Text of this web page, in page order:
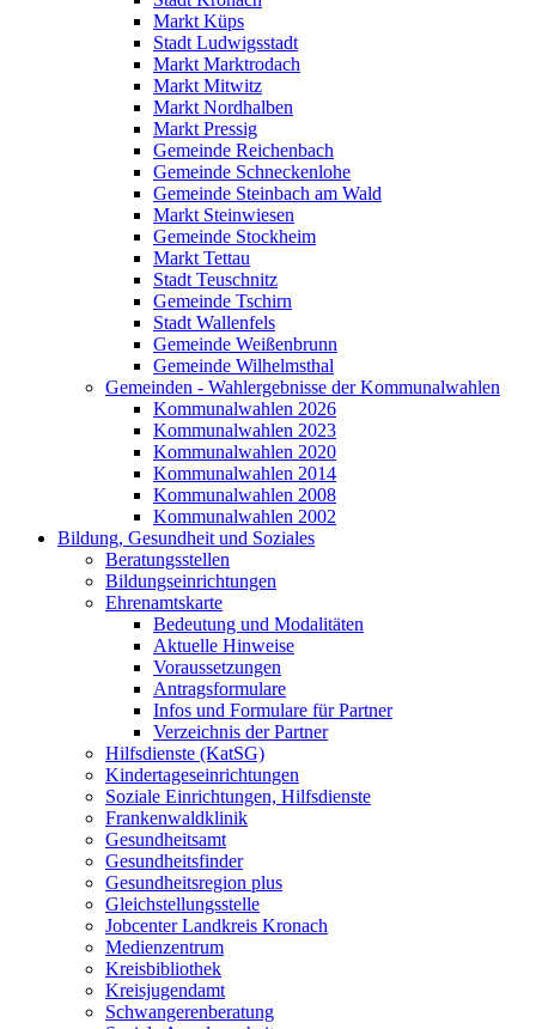
Markt Küps
Stadt Ludwigsstadt
Markt Marktrodach
Markt Mitwitz
Markt Nordhalben
Markt Pressig
Gemeinde Reichenbach
Gemeinde Schneckenlohe
Gemeinde Steinbach am Wald
Markt Steinwiesen
Gemeinde Stockheim
Markt Tettau
Stadt Teuschnitz
Gemeinde Tschirn
Stadt Wallenfels
Gemeinde Weißenbrunn
Gemeinde Wilhelmsthal
Gemeinden - Wahlergebnisse der Kommunalwahlen
Kommunalwahlen 2026
Kommunalwahlen 2023
Kommunalwahlen 2020
Kommunalwahlen 2014
Kommunalwahlen 2008
Kommunalwahlen 2002
Bildung, Gesundheit und Soziales
Beratungsstellen
Bildungseinrichtungen
Ehrenamtskarte
Bedeutung und Modalitäten
Aktuelle Hinweise
Voraussetzungen
Antragsformulare
Infos und Formulare für Partner
Verzeichnis der Partner
Hilfsdienste (KatSG)
Kindertageseinrichtungen
Soziale Einrichtungen, Hilfsdienste
Frankenwaldklinik
Gesundheitsamt
Gesundheitsfinder
Gesundheitsregion plus
Gleichstellungsstelle
Jobcenter Landkreis Kronach
Medienzentrum
Kreisbibliothek
Kreisjugendamt
Schwangerenberatung